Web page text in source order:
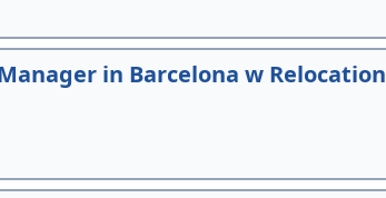
in Barcelona w Relocation